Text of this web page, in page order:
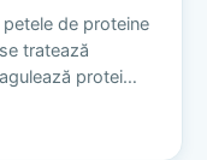
de proteine
tratează
protei…